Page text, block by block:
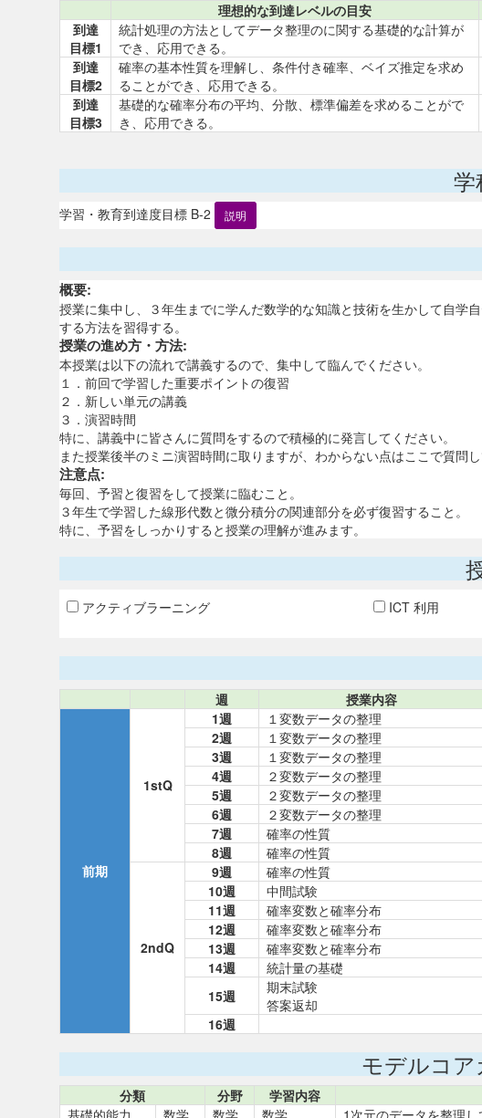
理想的な到達レベルの目安
到達
目標1
統計処理の方法としてデータ整理のに関する基礎的な計算が
でき、応用できる。
到達
目標2
確率の基本性質を理解し、条件付き確率、ベイズ推定を求め
ることができ、応用できる。
到達
目標3
基礎的な確率分布の平均、分散、標準偏差を求めることがで
き、応用できる。
学習・教育到達度目標 B-2 説明
概要:
授業に集中し、３年生までに学んだ数学的な知識と技術を生かして自学
する方法を習得する。
授業の進め方・方法:
本授業は以下の流れで講義するので、集中して臨んでください。
１．前回で学習した重要ポイントの復習
２．新しい単元の講義
３．演習時間
特に、講義中に皆さんに質問をするので積極的に発言してください。
また授業後半のミニ演習時間に取りますが、わからない点はここで質問し
注意点:
毎回、予習と復習をして授業に臨むこと。
３年生で学習した線形代数と微分積分の関連部分を必ず復習すること。
特に、予習をしっかりすると授業の理解が進みます。
アクティブラーニング ICT 利用
週 授業内容
前期
1stQ
1週 １変数データの整理
2週
１変数データの整理
3週
１変数データの整理
4週
２変数データの整理
5週
２変数データの整理
6週
２変数データの整理
7週
確率の性質
8週
確率の性質
2ndQ
9週 確率の性質
10週
中間試験
11週
確率変数と確率分布
12週
確率変数と確率分布
13週
確率変数と確率分布
14週
統計量の基礎
15週
期末試験
答案返却
16週
モデルコ
分類 分野 学習内容
基礎的能力
数学 数学 数学 1次元のデータを整理